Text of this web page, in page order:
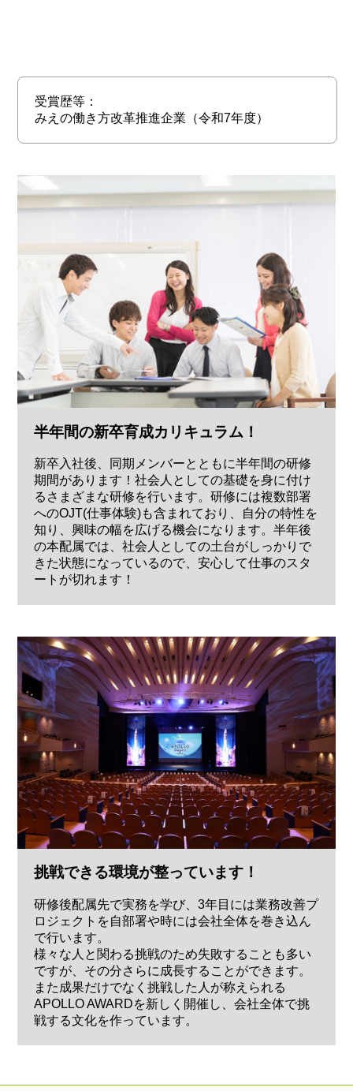
受賞歴等：
みえの働き方改革推進企業（令和7年度）
半年間の新卒育成カリキュラム！
新卒入社後、同期メンバーとともに半年間の研修
期間があります！社会人としての基礎を身に付け
るさまざまな研修を行います。研修には複数部署
へのOJT(仕事体験)も含まれており、自分の特性を
知り、興味の幅を広げる機会になります。半年後
の本配属では、社会人としての土台がしっかりで
きた状態になっているので、安心して仕事のスタ
ートが切れます！
挑戦できる環境が整っています！
研修後配属先で実務を学び、3年目には業務改善プ
ロジェクトを自部署や時には会社全体を巻き込ん
で行います。
様々な人と関わる挑戦のため失敗することも多い
ですが、その分さらに成長することができます。
また成果だけでなく挑戦した人が称えられる
APOLLO AWARDを新しく開催し、会社全体で挑
戦する文化を作っています。